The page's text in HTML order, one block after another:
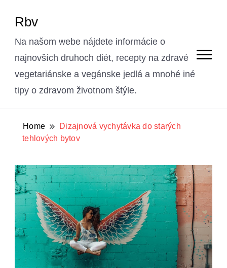
Rbv
Na našom webe nájdete informácie o
najnovších druhoch diét, recepty na zdravé
vegetariánske a vegánske jedlá a mnohé iné
tipy o zdravom životnom štýle.
Home
Dizajnová vychytávka do starých
tehlových bytov